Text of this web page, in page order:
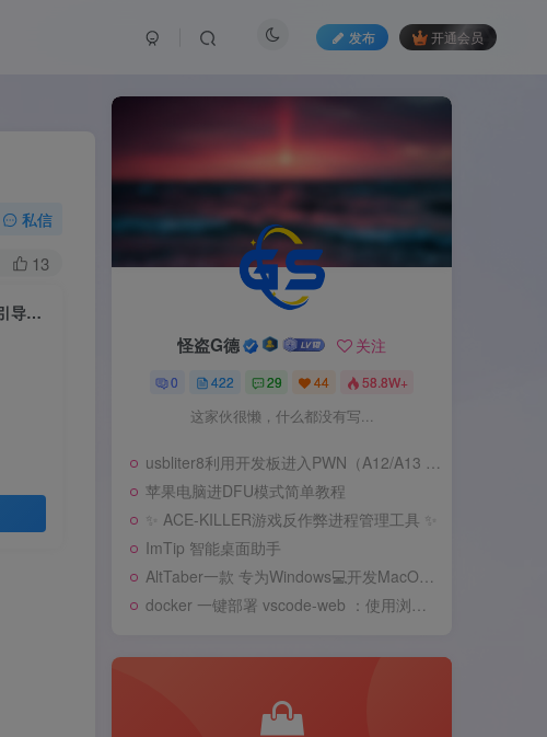
发布 开通会员
私信
13
【kealOS】10.13.6 黑苹果系统镜像自带通用的四叶草 Clover引导EFI
怪盗G德 关注
0 422 29 44 58.8W+
这家伙很懒，什么都没有写...
usbliter8利用开发板进入PWN（A12/A13 SecureROM 漏洞利用）
苹果电脑进DFU模式简单教程
✨ ACE-KILLER游戏反作弊进程管理工具 ✨
ImTip 智能桌面助手
AltTaber一款 专为Windows💻️开发MacOS 风格的窗口/应用切换器
docker 一键部署 vscode-web ：使用浏览器远程开发